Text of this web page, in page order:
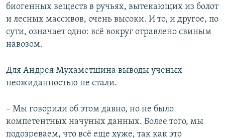
биогенных веществ в ручьях, вытекающих из болот
и лесных массивов, очень высоки. И то, и другое, по
сути, означает одно: всё вокруг отравлено свиным
навозом.
Для Андрея Мухаметшина выводы ученых
неожиданностью не стали.
– Мы говорили об этом давно, но не было
компетентных начуных данных. Более того, мы
подозреваем, что всё еще хуже, так как это